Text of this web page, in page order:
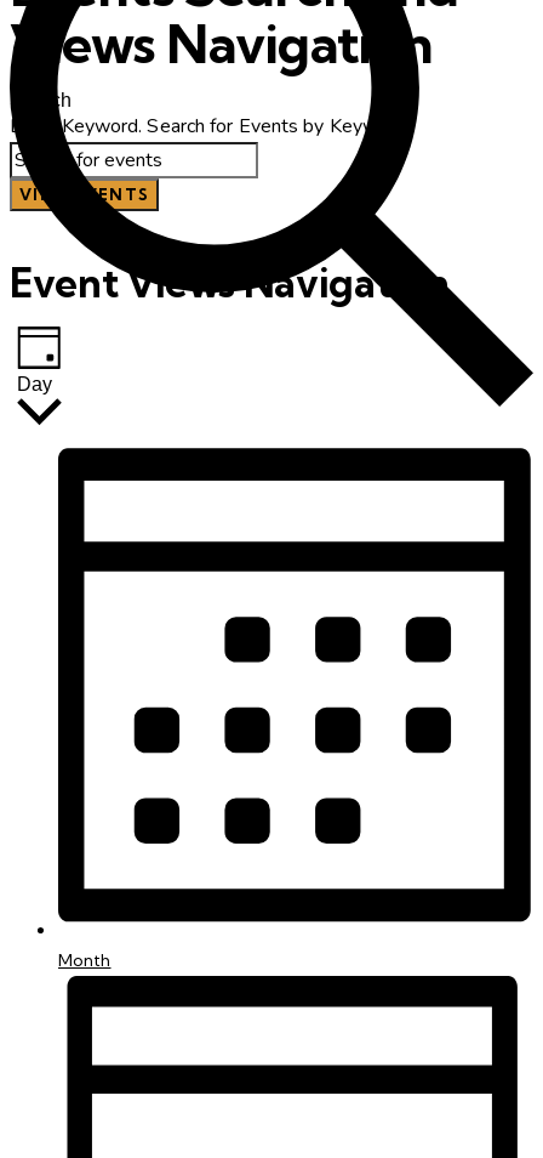
Views Navigation
Search
Enter Keyword. Search for Events by Keyword.
VIND EVENTS
Event Views Navigation
Day
Month